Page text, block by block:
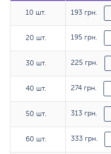
10 шт.
20 шт.
30 шт.
40 шт.
50 шт.
60 шт.
10 шт. 193 грн.
20 шт. 195 грн.
30 шт. 225 грн.
40 шт. 274 грн.
50 шт. 313 грн.
60 шт. 333 грн.